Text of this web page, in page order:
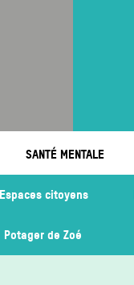
SANTÉ MENTALE
Espaces citoyens
Potager de Zoé